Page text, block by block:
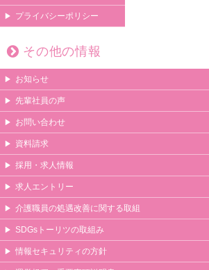
プライバシーポリシー
その他の情報
お知らせ
先輩社員の声
お問い合わせ
資料請求
採用・求人情報
求人エントリー
介護職員の処遇改善に関する取組
SDGsトーリツの取組み
情報セキュリティの方針